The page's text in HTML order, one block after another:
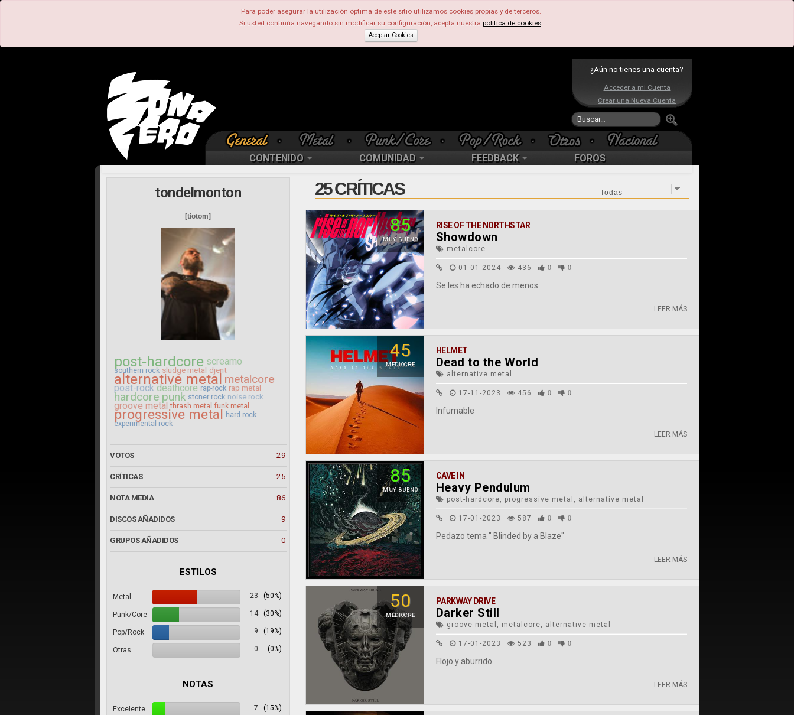
Para poder asegurar la utilización óptima de este sitio utilizamos cookies propias y de terceros.
Si usted continúa navegando sin modificar su configuración, acepta nuestra política de cookies.
Aceptar Cookies
¿Aún no tienes una cuenta?
Acceder a mi Cuenta
Crear una Nueva Cuenta
CONTENIDO COMUNIDAD FEEDBACK FOROS
tondelmonton
[tiotom]
post-hardcore screamo
southern rock sludge metal djent
alternative metal metalcore
post-rock deathcore rap-rock rap metal
hardcore punk stoner rock noise rock
groove metal thrash metal funk metal
progressive metal hard rock
experimental rock
VOTOS 29
CRÍTICAS 25
NOTA MEDIA 86
DISCOS AÑADIDOS 9
GRUPOS AÑADIDOS 0
ESTILOS
Metal 23 (50%)
Punk/Core 14 (30%)
Pop/Rock 9 (19%)
Otras 0 (0%)
NOTAS
Excelente 7 (15%)
25 CRÍTICAS
85
MUY BUENO
RISE OF THE NORTHSTAR
Showdown
metalcore
01-01-2024 436 0 0
Se les ha echado de menos.
LEER MÁS
45
MEDIOCRE
HELMET
Dead to the World
alternative metal
17-11-2023 456 0 0
Infumable
LEER MÁS
85
MUY BUENO
CAVE IN
Heavy Pendulum
post-hardcore, progressive metal, alternative metal
17-01-2023 587 0 0
Pedazo tema " Blinded by a Blaze"
LEER MÁS
50
MEDIOCRE
PARKWAY DRIVE
Darker Still
groove metal, metalcore, alternative metal
17-01-2023 523 0 0
Flojo y aburrido.
LEER MÁS